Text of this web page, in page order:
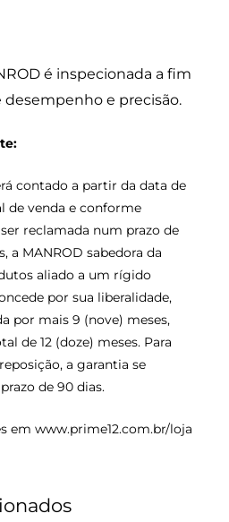
é inspecionada a fim
desempenho e precisão.
contado a partir da data de
de venda e conforme
reclamada num prazo de
a MANROD sabedora da
aliado a um rígido
por sua liberalidade,
por mais 9 (nove) meses,
de 12 (doze) meses. Para
a garantia se
de 90 dias.
em www.prime12.com.br/loja